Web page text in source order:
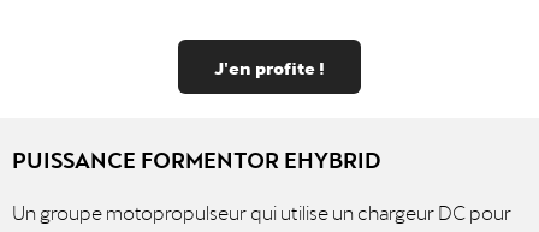
J'en profite !
PUISSANCE FORMENTOR EHYBRID
Un groupe motopropulseur qui utilise un chargeur DC pour